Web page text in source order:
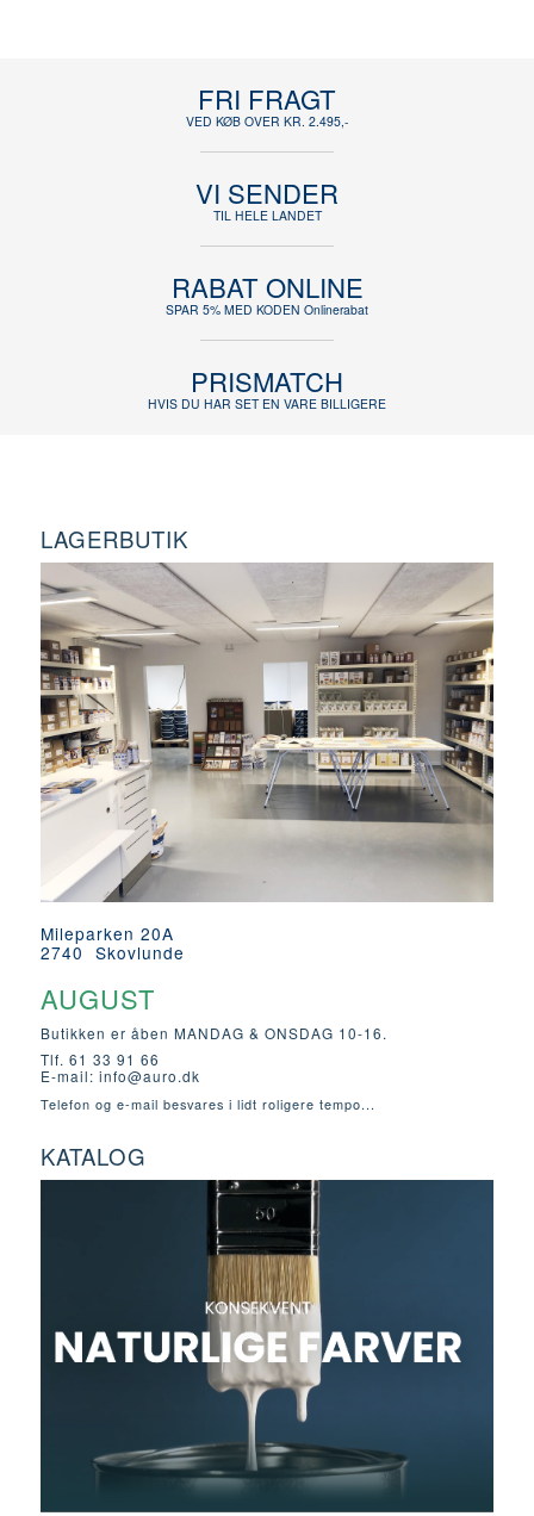
FRI FRAGT
VED KØB OVER KR. 2.495,-
VI SENDER
TIL HELE LANDET
RABAT ONLINE
SPAR 5% MED KODEN Onlinerabat
PRISMATCH
HVIS DU HAR SET EN VARE BILLIGERE
LAGERBUTIK
Mileparken 20A
2740 Skovlunde
AUGUST
Butikken er åben MANDAG & ONSDAG 10-16.
Tlf. 61 33 91 66
E-mail: info@auro.dk
Telefon og e-mail besvares i lidt roligere tempo...
KATALOG